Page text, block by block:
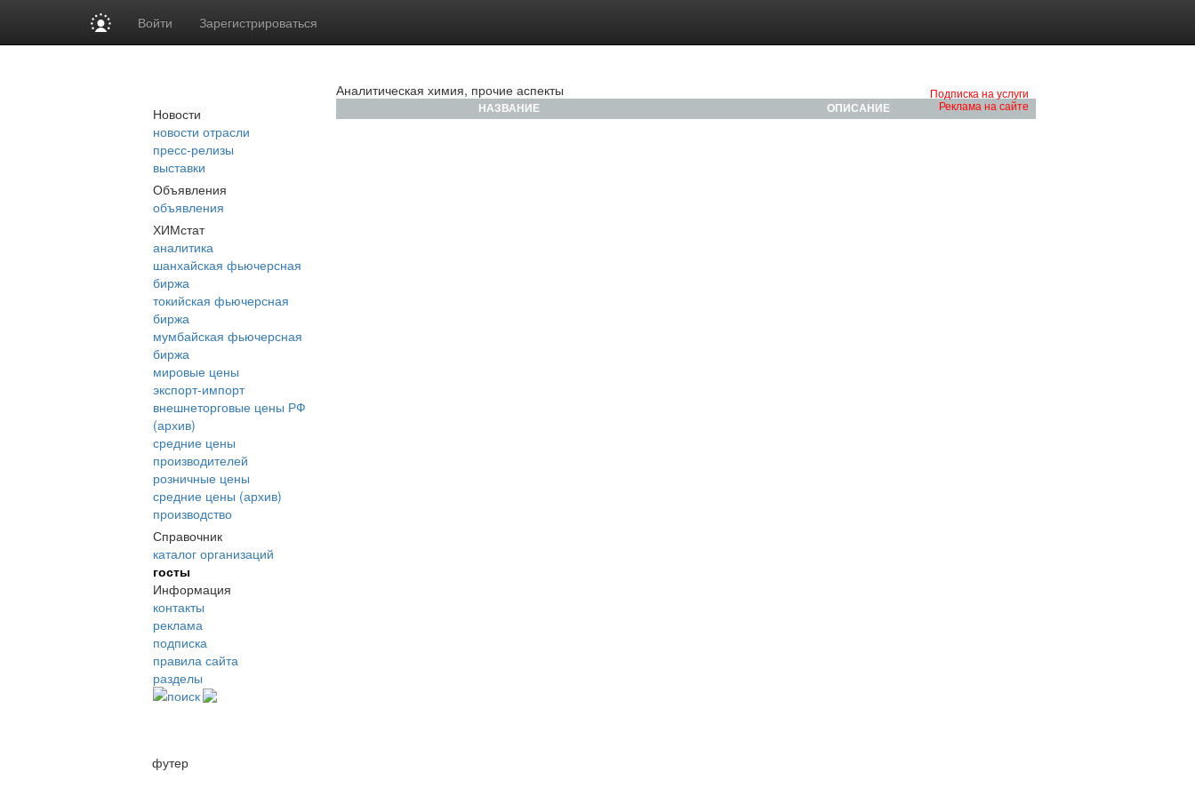
Войти Зарегистрироваться
Новости
новости отрасли
пресс-релизы
выставки
Объявления
объявления
ХИМстат
аналитика
шанхайская фьючерсная
биржа
токийская фьючерсная
биржа
мумбайская фьючерсная
биржа
мировые цены
экспорт-импорт
внешнеторговые цены РФ
(архив)
средние цены
производителей
розничные цены
средние цены (архив)
производство
Справочник
каталог организаций
госты
Информация
контакты
реклама
подписка
правила сайта
разделы
поиск
Подписка на услуги
Реклама на сайте
Аналитическая химия, прочие аспекты
НАЗВАНИЕ ОПИСАНИЕ
футер